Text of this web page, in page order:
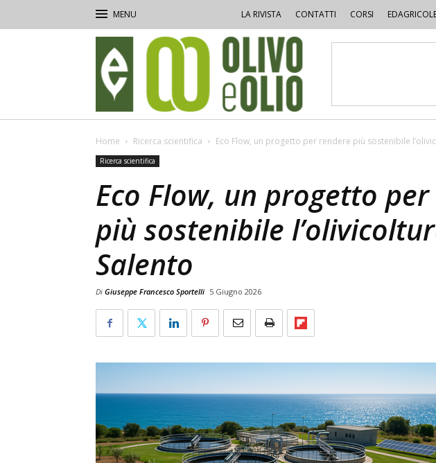
LA RIVISTA CONTATTI CORSI
e
Olio
Home Ricerca scientifica Eco Flow, un progetto per rendere più sostenibile
Ricerca scientifica
Eco Flow, un progetto
più sostenibile
Salento
Di Giuseppe Francesco Sportelli 5 Giugno 2026